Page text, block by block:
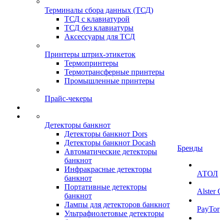
Терминалы сбора данных (ТСД)
ТСД с клавиатурой
ТСД без клавиатуры
Аксессуары для ТСД
Принтеры штрих-этикеток
Термопринтеры
Термотрансферные принтеры
Промышленные принтеры
Прайс-чекеры
Детекторы банкнот
Детекторы банкнот Dors
Детекторы банкнот Docash
Автоматические детекторы
банкнот
Инфракрасные детекторы
банкнот
Портативные детекторы
банкнот
Лампы для детекторов банкнот
Ультрафиолетовые детекторы
Бренды
АТОЛ
Alster
PayTor